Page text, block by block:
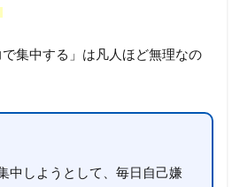
集中する」は凡人ほど無理なの
中しようとして、毎日自己嫌